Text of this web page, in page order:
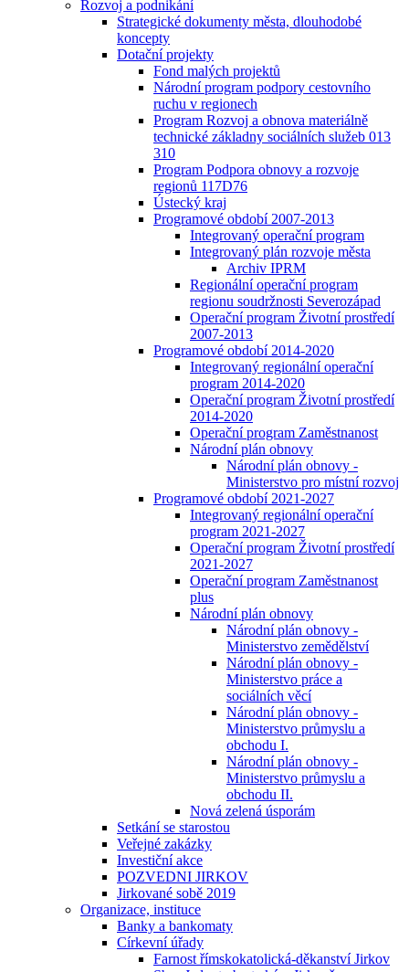
Rozvoj a podnikání
Strategické dokumenty města, dlouhodobé
koncepty
Dotační projekty
Fond malých projektů
Národní program podpory cestovního
ruchu v regionech
Program Rozvoj a obnova materiálně
technické základny sociálních služeb 013
310
Program Podpora obnovy a rozvoje
regionů 117D76
Ústecký kraj
Programové období 2007-2013
Integrovaný operační program
Integrovaný plán rozvoje města
Archiv IPRM
Regionální operační program
regionu soudržnosti Severozápad
Operační program Životní prostředí
2007-2013
Programové období 2014-2020
Integrovaný regionální operační
program 2014-2020
Operační program Životní prostředí
2014-2020
Operační program Zaměstnanost
Národní plán obnovy
Národní plán obnovy -
Ministerstvo pro místní rozvoj
Programové období 2021-2027
Integrovaný regionální operační
program 2021-2027
Operační program Životní prostředí
2021-2027
Operační program Zaměstnanost
plus
Národní plán obnovy
Národní plán obnovy -
Ministerstvo zemědělství
Národní plán obnovy -
Ministerstvo práce a
sociálních věcí
Národní plán obnovy -
Ministerstvo průmyslu a
obchodu I.
Národní plán obnovy -
Ministerstvo průmyslu a
obchodu II.
Nová zelená úsporám
Setkání se starostou
Veřejné zakázky
Investiční akce
POZVEDNI JIRKOV
Jirkované sobě 2019
Organizace, instituce
Banky a bankomaty
Církevní úřady
Farnost římskokatolická-děkanství Jirkov